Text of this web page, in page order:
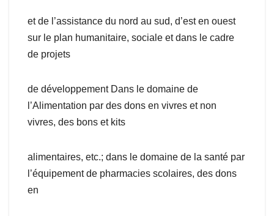
et de l’assistance du nord au sud, d’est en ouest
sur le plan humanitaire, sociale et dans le cadre
de projets
de développement Dans le domaine de
l’Alimentation par des dons en vivres et non
vivres, des bons et kits
alimentaires, etc.; dans le domaine de la santé par
l’équipement de pharmacies scolaires, des dons
en